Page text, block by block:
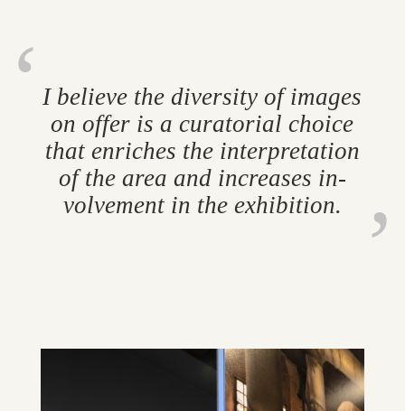
I be­lieve the di­versity of im­ages
on offer is a cur­at­orial choice
that en­riches the in­ter­pret­a­tion
of the area and in­creases in­
volve­ment in the ex­hib­i­tion.